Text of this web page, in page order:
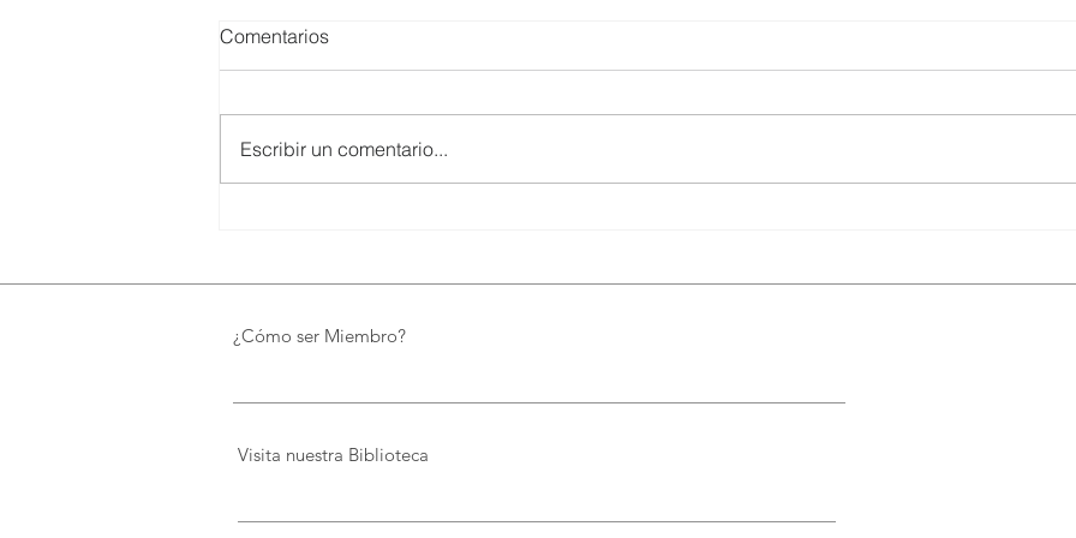
preserva el patrimonio y
Comentarios
Escribir un comentario...
¿Cómo ser Miembro?
Visita nuestra Biblioteca